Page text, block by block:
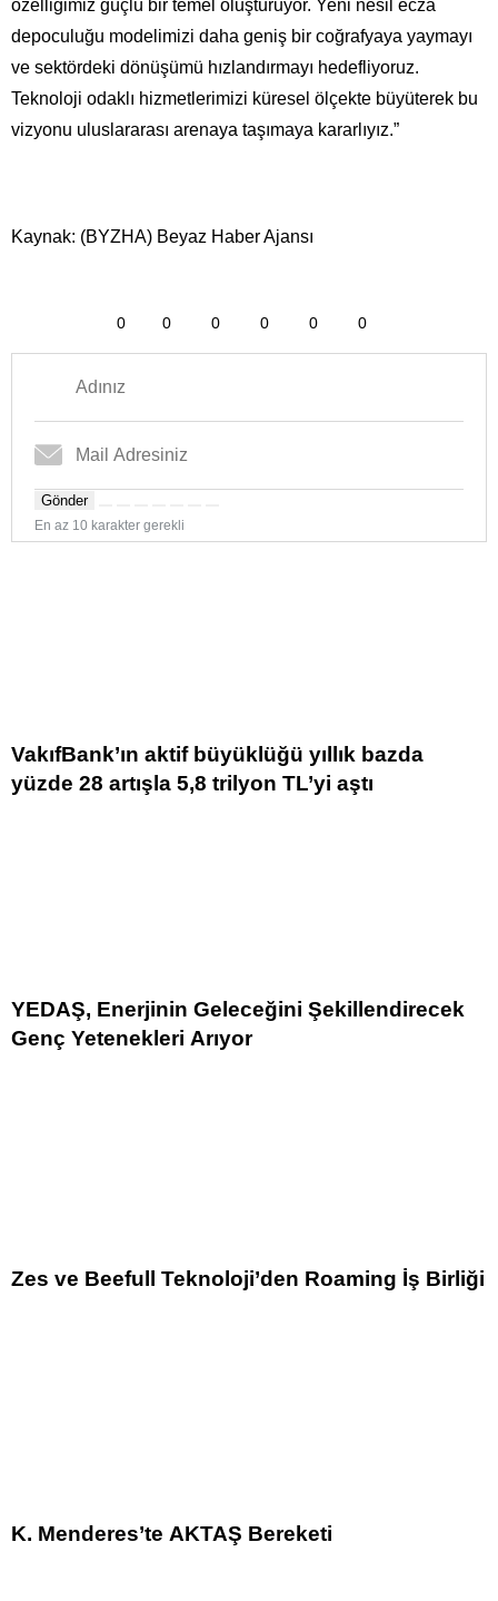
özelliğimiz güçlü bir temel oluşturuyor. Yeni nesil ecza
depoculuğu modelimizi daha geniş bir coğrafyaya yaymayı
ve sektördeki dönüşümü hızlandırmayı hedefliyoruz.
Teknoloji odaklı hizmetlerimizi küresel ölçekte büyüterek bu
vizyonu uluslararası arenaya taşımaya kararlıyız.”
Kaynak: (BYZHA) Beyaz Haber Ajansı
0 0 0 0 0 0
Gönder
En az 10 karakter gerekli
VakıfBank’ın aktif büyüklüğü yıllık bazda
yüzde 28 artışla 5,8 trilyon TL’yi aştı
YEDAŞ, Enerjinin Geleceğini Şekillendirecek
Genç Yetenekleri Arıyor
Zes ve Beefull Teknoloji’den Roaming İş Birliği
K. Menderes’te AKTAŞ Bereketi